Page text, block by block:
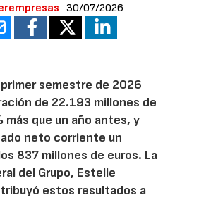
30/07/2026
semestre de 2026
de 22.193 millones de
más que un año antes, y
neto corriente un
837 millones de euros. La
del Grupo, Estelle
estos resultados a